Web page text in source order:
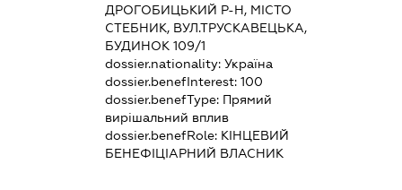
ДРОГОБИЦЬКИЙ Р-Н, МІСТО
СТЕБНИК, ВУЛ.ТРУСКАВЕЦЬКА,
БУДИНОК 109/1
dossier.nationality:Україна
dossier.benefInterest:100
dossier.benefType: Прямий
вирішальний вплив
dossier.benefRole: КІНЦЕВИЙ
БЕНЕФІЦІАРНИЙ ВЛАСНИК